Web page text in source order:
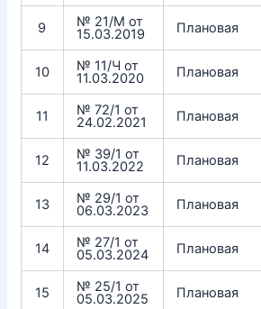
9 № 21/М от
15.03.2019 Плановая
10 № 11/Ч от
11.03.2020 Плановая
11 № 72/1 от
24.02.2021 Плановая
12 № 39/1 от
11.03.2022 Плановая
13 № 29/1 от
06.03.2023 Плановая
14 № 27/1 от
05.03.2024 Плановая
15 № 25/1 от
05.03.2025 Плановая